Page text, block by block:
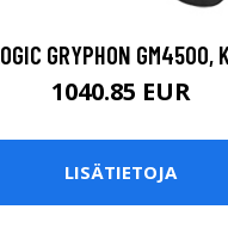
GRYPHON GM4500,
1040.85 EUR
LISÄTIETOJA